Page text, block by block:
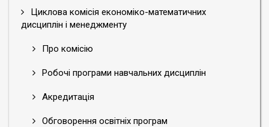
Циклова комісія економіко-математичних
дисциплін і менеджменту
Про комісію
Робочі програми навчальних дисциплін
Акредитація
Обговорення освітніх програм